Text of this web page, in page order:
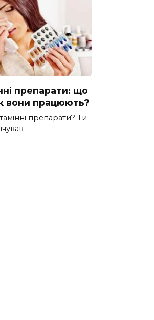
препарати: що
вони працюють?
препарати? Ти